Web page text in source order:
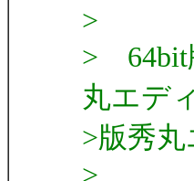
>
> 64bit
丸エデ
>版秀